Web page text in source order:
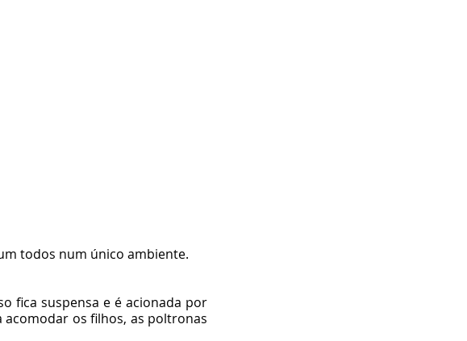
todos num único ambiente.
fica suspensa e é acionada por
os filhos, as poltronas